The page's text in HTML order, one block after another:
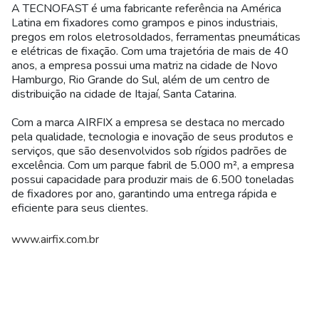
A TECNOFAST é uma fabricante referência na América
Latina em fixadores como grampos e pinos industriais,
pregos em rolos eletrosoldados, ferramentas pneumáticas
e elétricas de fixação. Com uma trajetória de mais de 40
anos, a empresa possui uma matriz na cidade de Novo
Hamburgo, Rio Grande do Sul, além de um centro de
distribuição na cidade de Itajaí, Santa Catarina.
Com a marca AIRFIX a empresa se destaca no mercado
pela qualidade, tecnologia e inovação de seus produtos e
serviços, que são desenvolvidos sob rígidos padrões de
excelência. Com um parque fabril de 5.000 m², a empresa
possui capacidade para produzir mais de 6.500 toneladas
de fixadores por ano, garantindo uma entrega rápida e
eficiente para seus clientes.
www.airfix.com.br